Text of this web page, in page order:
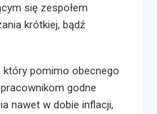
się zespołem
krótkiej, bądź
który pomimo obecnego
godne
nawet w dobie inflacji,